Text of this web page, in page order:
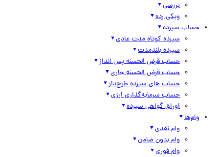
بررسی
ویکی رده
حساب سپرده
سپرده کوتاه مدت عادی
سپرده بلندمدت
حساب قرض الحسنه پس انداز
حساب قرض الحسنه جاری
حساب های سپرده طرح‌دار
حساب سرمایه‌گذاری ارزی
اوراق گواهی سپرده
وام‌ها
وام نقدی
وام بدون ضامن
وام فوری